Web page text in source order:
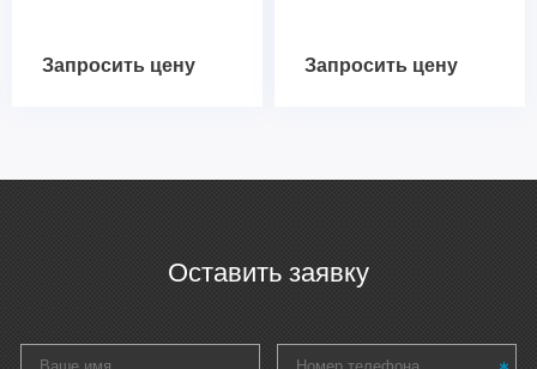
Запросить цену Запросить цену
Оставить заявку